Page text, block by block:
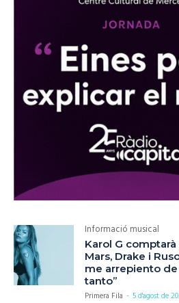
Informació musical
Karol G
Mars, Drake i
me arrepiento
tanto”
Primera Fila - 5 d'agost de